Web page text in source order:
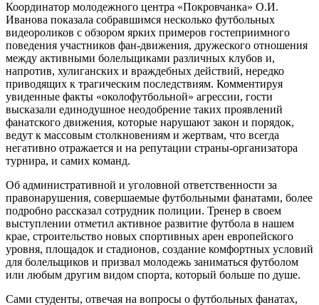
Координатор молодежного центра «Покровчанка» О.И.
Иванова показала собравшимся несколько футбольных
видеороликов с обзором ярких примеров гостеприимного
поведения участников фан-движения, дружеского отношения
между активными болельщиками различных клубов и,
напротив, хулиганских и враждебных действий, нередко
приводящих к трагическим последствиям. Комментируя
увиденные факты «околофутбольной» агрессии, гости
высказали единодушное неодобрение таких проявлений
фанатского движения, которые нарушают закон и порядок,
ведут к массовым столкновениям и жертвам, что всегда
негативно отражается и на репутации страны-организатора
турнира, и самих команд.
Об административной и уголовной ответственности за
правонарушения, совершаемые футбольными фанатами, более
подробно рассказал сотрудник полиции. Тренер в своем
выступлении отметил активное развитие футбола в нашем
крае, строительство новых спортивных арен европейского
уровня, площадок и стадионов, создание комфортных условий
для болельщиков и призвал молодежь заниматься футболом
или любым другим видом спорта, который больше по душе.
Сами студенты, отвечая на вопросы о футбольных фанатах,